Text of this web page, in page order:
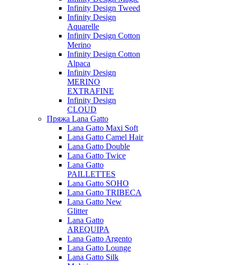
Infinity Design Tweed
Infinity Design
Aquarelle
Infinity Design Cotton
Merino
Infinity Design Cotton
Alpaca
Infinity Design
MERINO
EXTRAFINE
Infinity Design
CLOUD
Пряжа Lana Gatto
Lana Gatto Maxi Soft
Lana Gatto Camel Hair
Lana Gatto Double
Lana Gatto Twice
Lana Gatto
PAILLETTES
Lana Gatto SOHO
Lana Gatto TRIBECA
Lana Gatto New
Glitter
Lana Gatto
AREQUIPA
Lana Gatto Argento
Lana Gatto Lounge
Lana Gatto Silk